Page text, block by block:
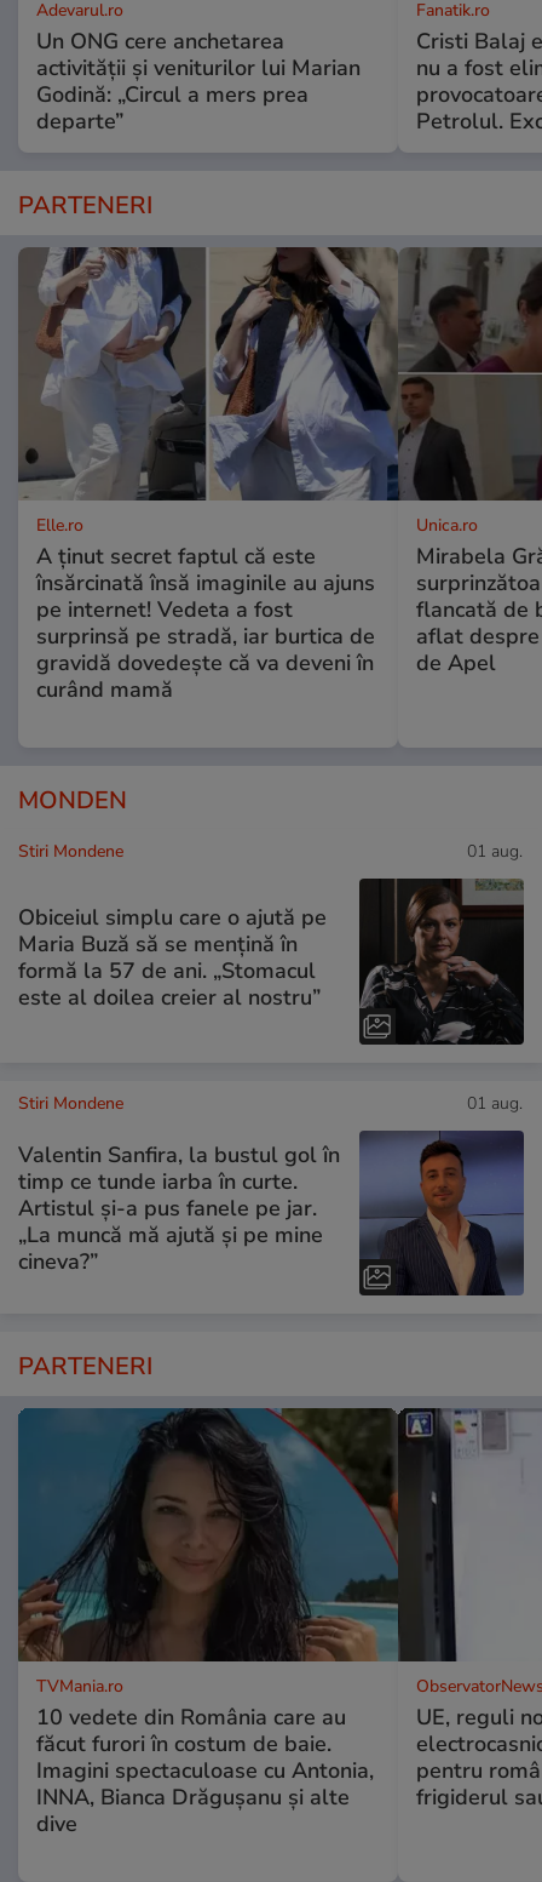
Adevarul.ro
Un ONG cere anchetarea
activității și veniturilor lui Marian
Godină: „Circul a mers prea
departe”
Fanatik.ro
Cristi Balaj
nu a fost
Petrolul.
PARTENERI
Elle.ro
A ținut secret faptul că este
însărcinată însă imaginile au ajuns
pe internet! Vedeta a fost
surprinsă pe stradă, iar burtica de
gravidă dovedește că va deveni în
curând mamă
Unica.ro
Mirabela
flancată de
aflat
de Apel
MONDEN
Stiri Mondene 01 aug.
Obiceiul simplu care o ajută pe
Maria Buză să se mențină în
formă la 57 de ani. „Stomacul
este al doilea creier al nostru”
Stiri Mondene 01 aug.
Valentin Sanfira, la bustul gol în
timp ce tunde iarba în curte.
Artistul și-a pus fanele pe jar.
„La muncă mă ajută și pe mine
cineva?”
PARTENERI
TVMania.ro
10 vedete din România care au
făcut furori în costum de baie.
Imagini spectaculoase cu Antonia,
INNA, Bianca Drăgușanu și alte
dive
UE, reguli
pentru
frigiderul